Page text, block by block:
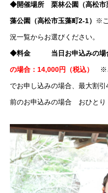
◆開催場所 栗林公園（高松市
藻公園（高松市玉藻町2-1） ※
況一覧からお選びください。
◆料金 当日お申込みの場
の場合：14,000円（税込） ※
でお申し込みの場合、最大割
前のお申込みの場合 おひとり